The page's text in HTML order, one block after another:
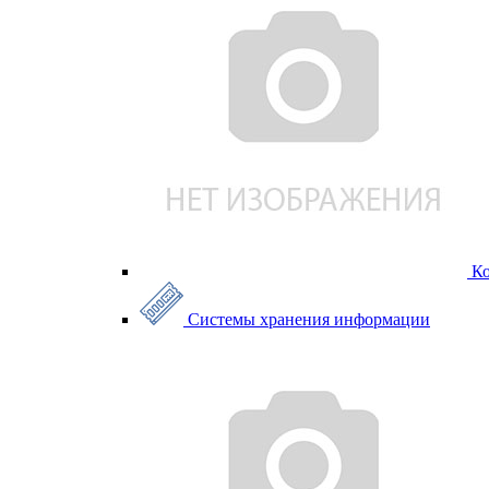
Системы хранения информации